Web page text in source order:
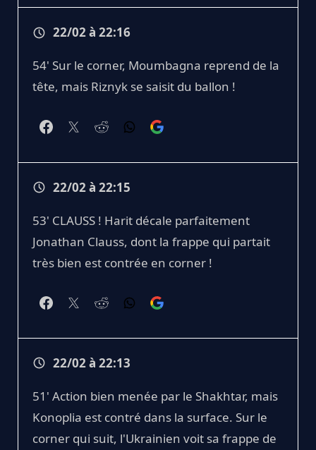
22/02 à 22:16
54' Sur le corner, Moumbagna reprend de la
tête, mais Riznyk se saisit du ballon !
22/02 à 22:15
53' CLAUSS ! Harit décale parfaitement
Jonathan Clauss, dont la frappe qui partait
très bien est contrée en corner !
22/02 à 22:13
51' Action bien menée par le Shakhtar, mais
Konoplia est contré dans la surface. Sur le
corner qui suit, l'Ukrainien voit sa frappe de